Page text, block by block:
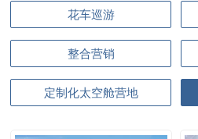
花车巡游
整合营销
定制化太空舱营地